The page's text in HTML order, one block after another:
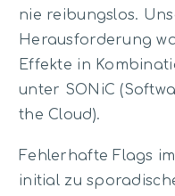
nie reibungslos.
Herausforderung
Effekte in
unter SONiC
the Cloud).
Fehlerhafte Flags
initial zu